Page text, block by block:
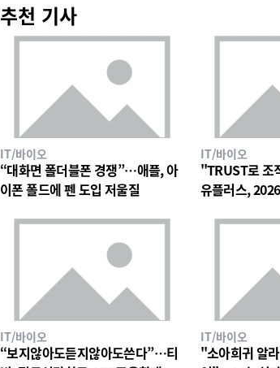
추천 기사
IT/바이오
“대화면 폴더블폰 경쟁”…애플, 아
이폰 폴드에 펜 도입 저울질
IT/바이오
"TRUST로 조
유플러스,
IT/바이오
“보지않아도듣지않아도쓴다”…티
IT/바이오
"소아희귀 알